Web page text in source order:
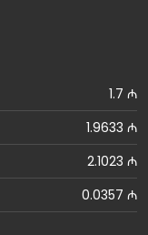
1.7 ₼
1.9633 ₼
2.1023 ₼
0.0357 ₼